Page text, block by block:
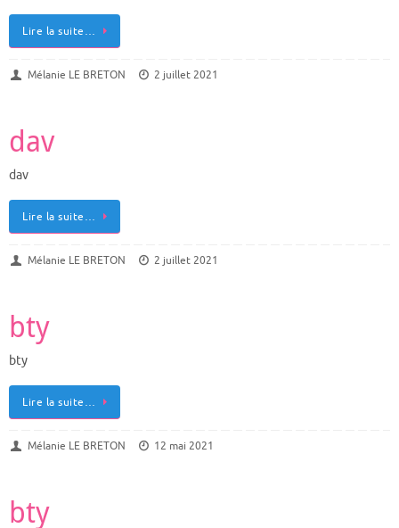
Lire la suite…
Mélanie LE BRETON 2 juillet 2021
dav
dav
Lire la suite…
Mélanie LE BRETON 2 juillet 2021
bty
bty
Lire la suite…
Mélanie LE BRETON 12 mai 2021
bty